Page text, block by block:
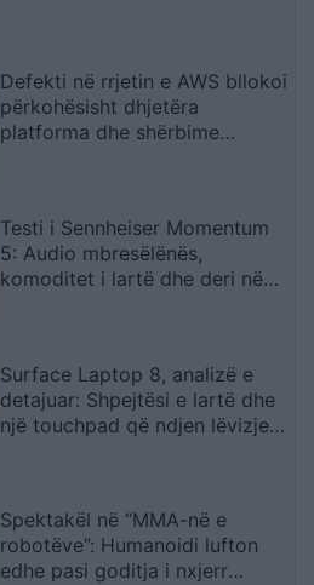
Defekti në rrjetin e AWS bllokoi
përkohësisht dhjetëra
platforma dhe shërbime
Testi i Sennheiser Momentum
5: Audio mbresëlënës,
komoditet i lartë dhe deri në
Surface Laptop 8, analizë e
detajuar: Shpejtësi e lartë dhe
një touchpad që ndjen lëvizjen
Spektakël në “MMA-në e
robotëve”: Humanoidi lufton
edhe pasi goditja i nxjerr